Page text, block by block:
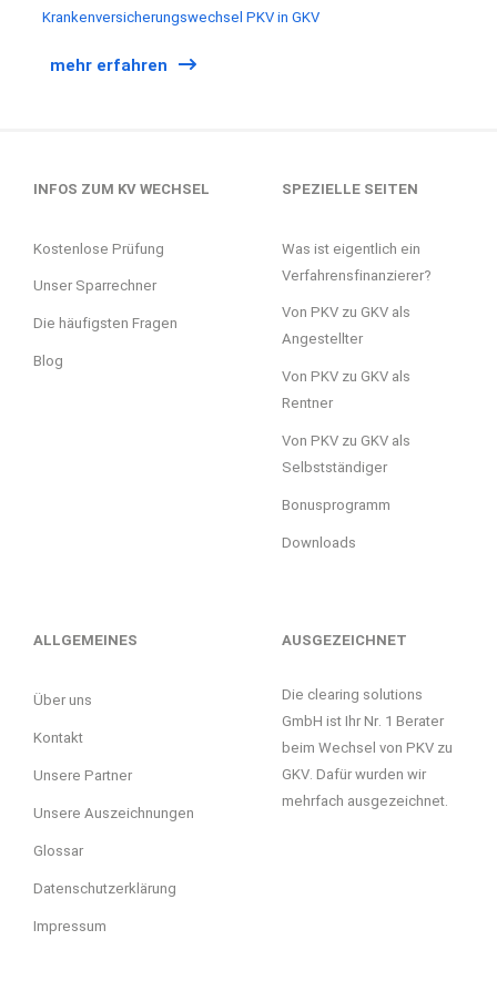
Krankenversicherungswechsel PKV in GKV
mehr erfahren
INFOS ZUM KV WECHSEL
Kostenlose Prüfung
Unser Sparrechner
Die häufigsten Fragen
Blog
SPEZIELLE SEITEN
Was ist eigentlich ein
Verfahrensfinanzierer?
Von PKV zu GKV als
Angestellter
Von PKV zu GKV als
Rentner
Von PKV zu GKV als
Selbstständiger
Bonusprogramm
Downloads
ALLGEMEINES
Über uns
Kontakt
Unsere Partner
Unsere Auszeichnungen
Glossar
Datenschutzerklärung
Impressum
AUSGEZEICHNET
Die clearing solutions
GmbH ist Ihr Nr. 1 Berater
beim Wechsel von PKV zu
GKV. Dafür wurden wir
mehrfach ausgezeichnet.